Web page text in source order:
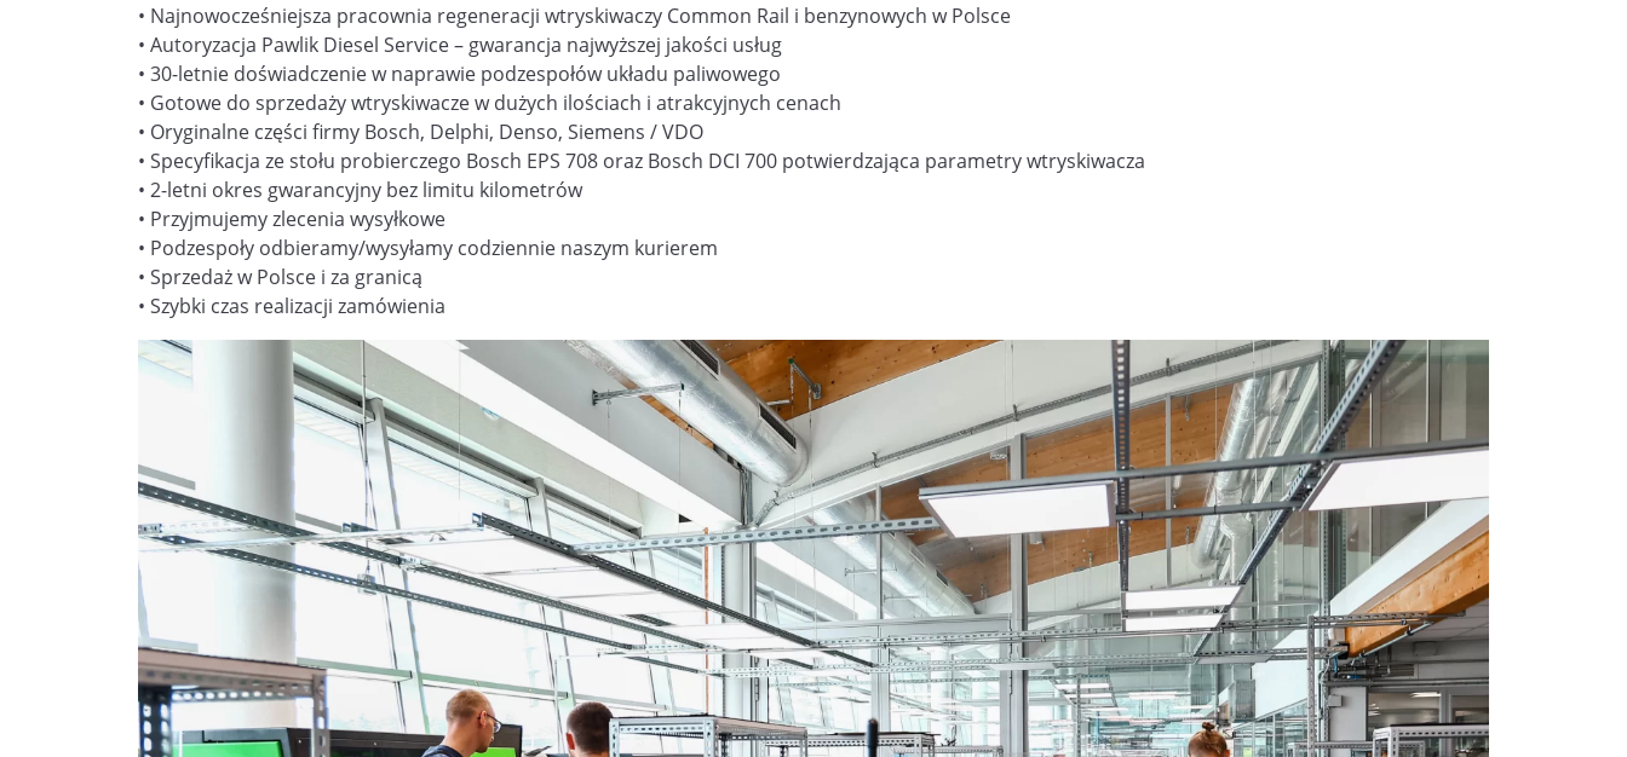
• Najnowocześniejsza pracownia regeneracji wtryskiwaczy Common Rail i benzynowych w Polsce
• Autoryzacja Pawlik Diesel Service – gwarancja najwyższej jakości usług
• 30-letnie doświadczenie w naprawie podzespołów układu paliwowego
• Gotowe do sprzedaży wtryskiwacze w dużych ilościach i atrakcyjnych cenach
• Oryginalne części firmy Bosch, Delphi, Denso, Siemens / VDO
• Specyfikacja ze stołu probierczego Bosch EPS 708 oraz Bosch DCI 700 potwierdzająca parametry wtryskiwacza
• 2-letni okres gwarancyjny bez limitu kilometrów
• Przyjmujemy zlecenia wysyłkowe
• Podzespoły odbieramy/wysyłamy codziennie naszym kurierem
• Sprzedaż w Polsce i za granicą
• Szybki czas realizacji zamówienia